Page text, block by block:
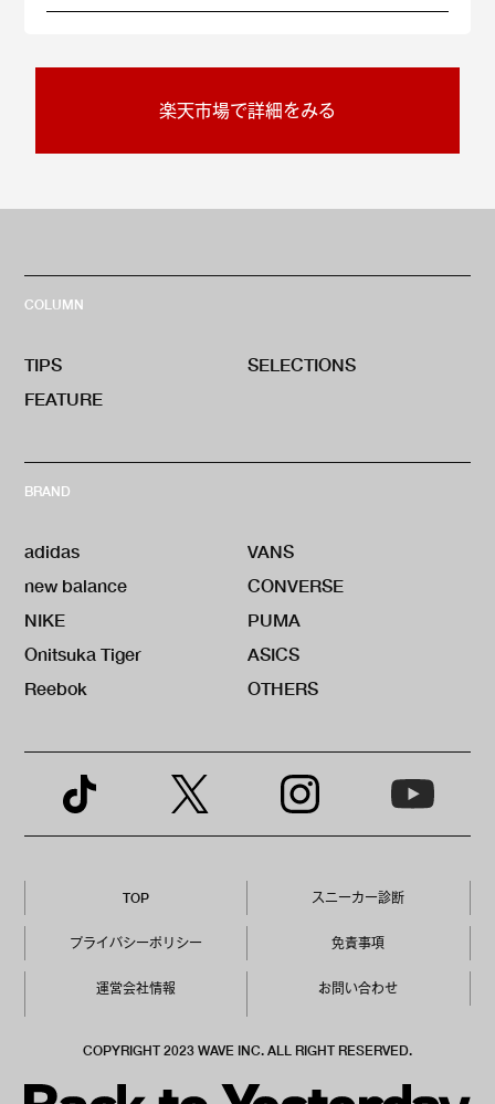
楽天市場で詳細をみる
COLUMN
TIPS
SELECTIONS
FEATURE
BRAND
adidas
VANS
new balance
CONVERSE
NIKE
PUMA
Onitsuka Tiger
ASICS
Reebok
OTHERS
TOP スニーカー診断
プライバシーポリシー 免責事項
運営会社情報 お問い合わせ
COPYRIGHT 2023 WAVE INC. ALL RIGHT RESERVED.